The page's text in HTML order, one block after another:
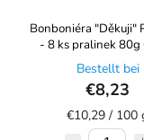
Bonboniéra "Děkuji"
- 8 ks pralinek 80g
Bonté
Bestellt bei
€8,23
€10,29 / 100